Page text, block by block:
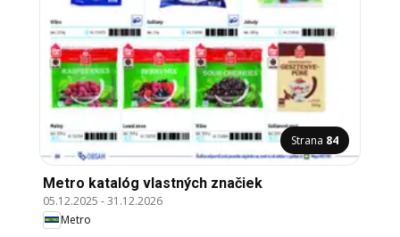
Strana 84
Metro katalóg vlastných značiek
05.12.2025 -31.12.2026
Metro